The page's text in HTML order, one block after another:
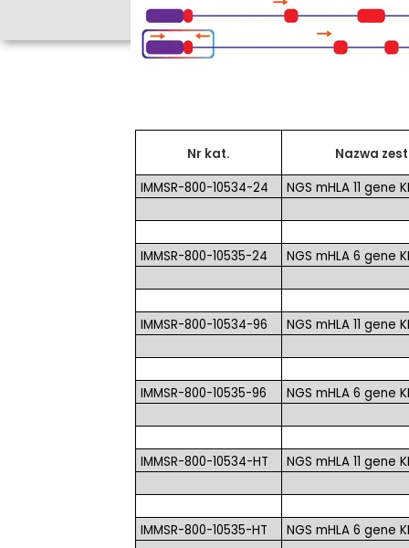
Nr kat.
Nazwa
IMMSR-800-10534-24
NGS mHLA 11 gene
IMMSR-800-10535-24 NGS mHLA 6 gene
IMMSR-800-10534-96 NGS mHLA 11 gene
IMMSR-800-10535-96 NGS mHLA 6 gene
IMMSR-800-10534-HT NGS mHLA 11 gene
IMMSR-800-10535-HT NGS mHLA 6 gene